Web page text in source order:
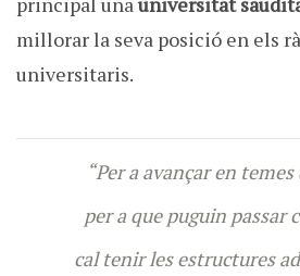
millorar la seva posició en els
universitaris.
“Per a avançar en
per a que puguin passar
cal tenir les estructures